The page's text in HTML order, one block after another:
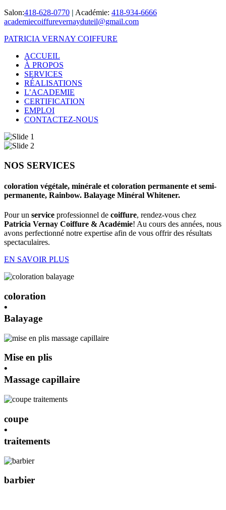
Salon:418-628-0770 | Académie: 418-934-6666
academiecoiffurevernayduteil@gmail.com
PATRICIA VERNAY COIFFURE
ACCUEIL
À PROPOS
SERVICES
RÉALISATIONS
L’ACADEMIE
CERTIFICATION
EMPLOI
CONTACTEZ-NOUS
NOS SERVICES
coloration végétale, minérale et coloration permanente et semi-
permanente, Rainbow. Balayage Minéral Whitener.
Pour un service professionnel de coiffure, rendez-vous chez
Patricia Vernay Coiffure & Académie! Au cours des années, nous
avons perfectionné notre expertise afin de vous offrir des résultats
spectaculaires.
EN SAVOIR PLUS
coloration
•
Balayage
Mise en plis
•
Massage capillaire
coupe
•
traitements
barbier